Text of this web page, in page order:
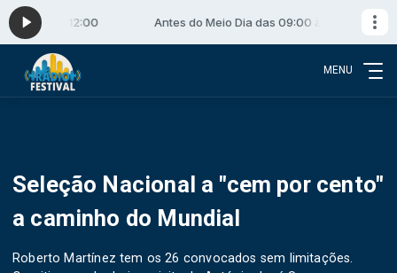
às 12:00 Antes do Meio Dia das 09:00 às 12:00
MENU
Seleção Nacional a "cem por cento"
a caminho do Mundial
Roberto Martínez tem os 26 convocados sem limitações.